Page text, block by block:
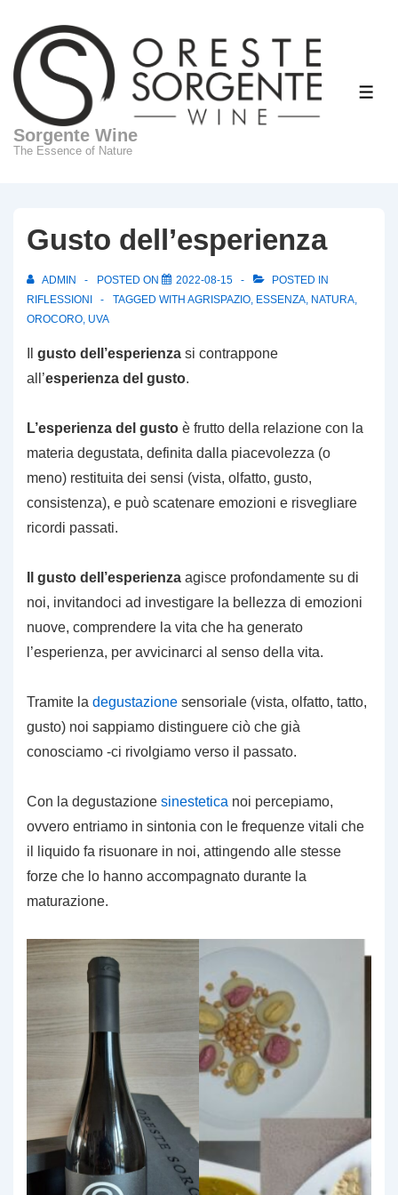
Main
Content
Sorgente Wine
The Essence of Nature
Gusto dell’esperienza
ADMIN POSTED ON 2022-08-15
POSTED IN
RIFLESSIONI
TAGGED WITH AGRISPAZIO, ESSENZA, NATURA,
OROCORO, UVA
gusto dell’esperienza si contrappone
all’esperienza del gusto.
L’esperienza del gusto è frutto della relazione con la
materia degustata, definita dalla piacevolezza (o
meno) restituita dei sensi (vista, olfatto, gusto,
consistenza), e può scatenare emozioni e risvegliare
ricordi passati.
Il gusto dell’esperienza agisce profondamente su di
noi, invitandoci ad investigare la bellezza di emozioni
nuove, comprendere la vita che ha generato
l’esperienza, per avvicinarci al senso della vita.
Tramite la degustazione sensoriale (vista, olfatto, tatto,
gusto) noi sappiamo distinguere ciò che già
conosciamo -ci rivolgiamo verso il passato.
Con la degustazione sinestetica noi percepiamo,
ovvero entriamo in sintonia con le frequenze vitali che
il liquido fa risuonare in noi, attingendo alle stesse
forze che lo hanno accompagnato durante la
maturazione.